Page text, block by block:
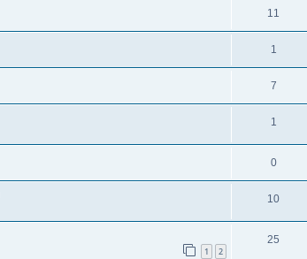
11
1
7
1
0
10
1 2
25